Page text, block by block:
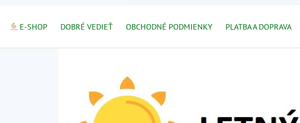
E-SHOP DOBRÉ VEDIEŤ OBCHODNÉ PODMIENKY PLATBA A DOPRAVA